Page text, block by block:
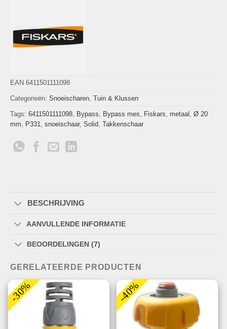
EAN 6411501111098
Categorieën: Snoeischaren, Tuin & Klussen
Tags: 6411501111098, Bypass, Bypass mes, Fiskars, metaal , Ø 20
mm, P331, snoeischaar, Solid, Takkenschaar
BESCHRIJVING
AANVULLENDE INFORMATIE
BEOORDELINGEN (7)
GERELATEERDE PRODUCTEN
-30% -40%